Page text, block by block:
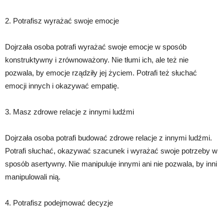
2. Potrafisz wyrażać swoje emocje
Dojrzała osoba potrafi wyrażać swoje emocje w sposób
konstruktywny i zrównoważony. Nie tłumi ich, ale też nie
pozwala, by emocje rządziły jej życiem. Potrafi też słuchać
emocji innych i okazywać empatię.
3. Masz zdrowe relacje z innymi ludźmi
Dojrzała osoba potrafi budować zdrowe relacje z innymi ludźmi.
Potrafi słuchać, okazywać szacunek i wyrażać swoje potrzeby w
sposób asertywny. Nie manipuluje innymi ani nie pozwala, by inni
manipulowali nią.
4. Potrafisz podejmować decyzje